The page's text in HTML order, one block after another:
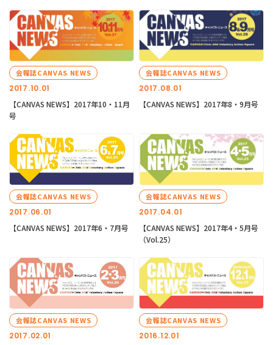
2017.10.01
会報誌CANVAS NEWS
【CANVAS NEWS】2017年10・11月
号
2017.08.01
会報誌CANVAS NEWS
【CANVAS NEWS】2017年8・9月号
2017.06.01
会報誌CANVAS NEWS
【CANVAS NEWS】2017年6・7月号
2017.04.01
会報誌CANVAS NEWS
【CANVAS NEWS】2017年4・5月号
（Vol.25）
2017.02.01
会報誌CANVAS NEWS
2016.12.01
会報誌CANVAS NEWS